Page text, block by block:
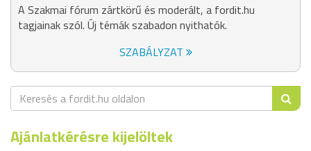
A Szakmai fórum zártkörű és moderált, a fordit.hu
tagjainak szól. Új témák szabadon nyithatók.
SZABÁLYZAT
Ajánlatkérésre kijelöltek